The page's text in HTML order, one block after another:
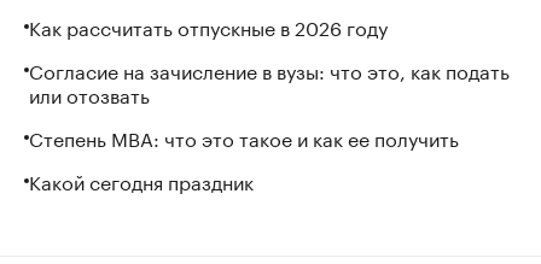
Как рассчитать отпускные в 2026 году
Согласие на зачисление в вузы: что это, как подать
или отозвать
Степень MBA: что это такое и как ее получить
Какой сегодня праздник